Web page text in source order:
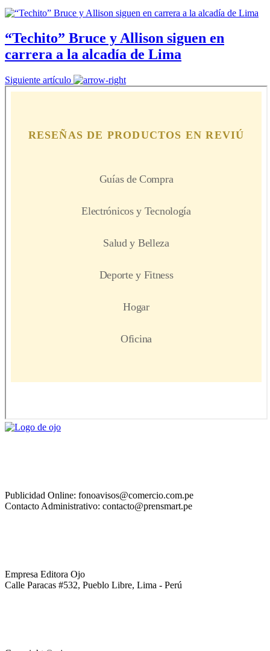
“Techito” Bruce y Allison siguen en
carrera a la alcadía de Lima
Siguiente artículo
Publicidad Online: fonoavisos@comercio.com.pe
Contacto Administrativo: contacto@prensmart.pe
Empresa Editora Ojo
Calle Paracas #532, Pueblo Libre, Lima - Perú